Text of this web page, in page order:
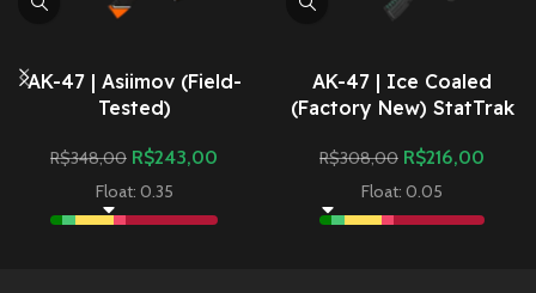
AK-47 | Asiimov (Field-
Tested)
R$348,00 R$243,00
Float: 0.35
AK-47 | Ice Coaled
(Factory New) StatTrak
R$308,00 R$216,00
Float: 0.05